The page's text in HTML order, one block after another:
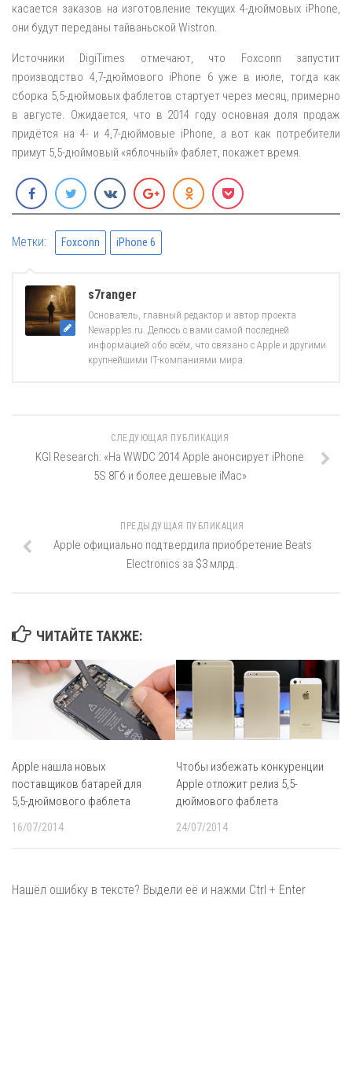
касается заказов на изготовление текущих 4-дюймовых iPhone,
они будут переданы тайваньской Wistron.
Источники DigiTimes отмечают, что Foxconn запустит
производство 4,7-дюймового iPhone 6 уже в июле, тогда как
сборка 5,5-дюймовых фаблетов стартует через месяц, примерно
в августе. Ожидается, что в 2014 году основная доля продаж
придётся на 4- и 4,7-дюймовые iPhone, а вот как потребители
примут 5,5-дюймовый «яблочный» фаблет, покажет время.
Метки: Foxconn iPhone 6
s7ranger
Основатель, главный редактор и автор проекта
Newapples.ru. Делюсь с вами самой последней
информацией обо всём, что связано с Apple и другими
крупнейшими IT-компаниями мира.
СЛЕДУЮЩАЯ ПУБЛИКАЦИЯ
KGI Research: «На WWDC 2014 Apple анонсирует iPhone
5S 8Гб и более дешевые iMac»
ПРЕДЫДУЩАЯ ПУБЛИКАЦИЯ
Apple официально подтвердила приобретение Beats
Electronics за $3 млрд.
ЧИТАЙТЕ ТАКЖЕ:
Apple нашла новых
поставщиков батарей для
5,5-дюймового фаблета
16/07/2014
Чтобы избежать конкуренции
Apple отложит релиз 5,5-
дюймового фаблета
24/07/2014
Нашёл ошибку в тексте? Выдели её и нажми Ctrl + Enter